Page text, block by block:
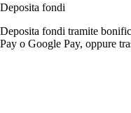
Deposita fondi
Deposita fondi tramite
Pay o Google Pay, oppure